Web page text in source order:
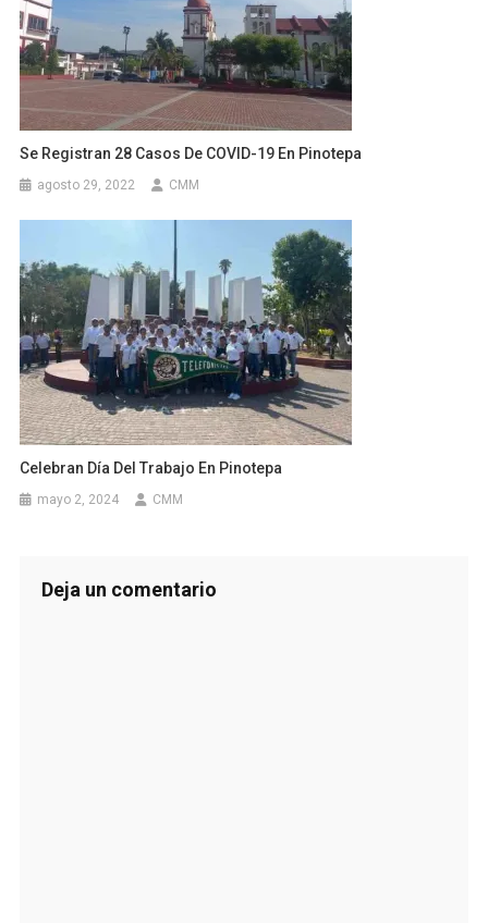
Se Registran 28 Casos De COVID-19 En Pinotepa
agosto 29, 2022 CMM
Celebran Día Del Trabajo En Pinotepa
mayo 2, 2024 CMM
Deja un comentario